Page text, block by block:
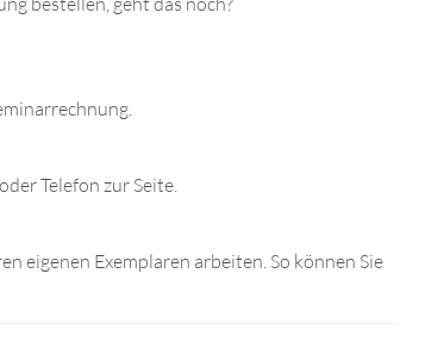
Telefon zur Seite.
eigenen Exemplaren arbeiten. So können Sie